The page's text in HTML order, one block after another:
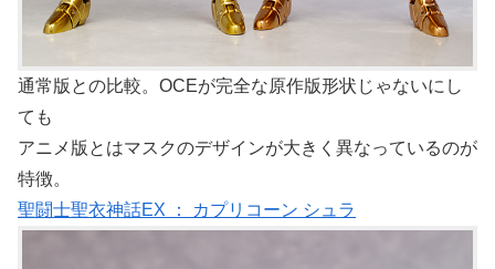
通常版との比較。OCEが完全な原作版形状じゃないにし
ても
アニメ版とはマスクのデザインが大きく異なっているのが
特徴。
聖闘士聖衣神話EX ： カプリコーン シュラ